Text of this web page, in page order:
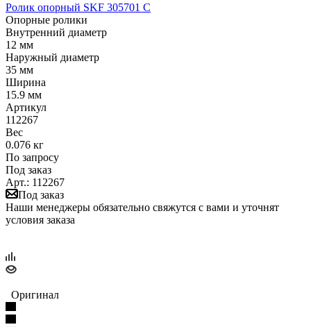
Ролик опорный SKF 305701 C
Опорные ролики
Внутренний диаметр
12 мм
Наружный диаметр
35 мм
Ширина
15.9 мм
Артикул
112267
Вес
0.076 кг
По запросу
Под заказ
Арт.: 112267
Под заказ
Наши менеджеры обязательно свяжутся с вами и уточнят
условия заказа
Оригинал